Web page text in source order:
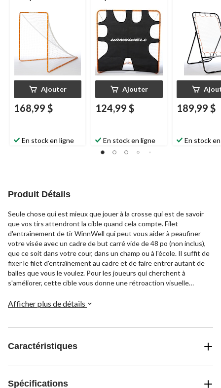
Ajouter
168,99 $
En stock en ligne
Ajouter
124,99 $
En stock en ligne
189,99 $
En stock
Produit Détails
Seule chose qui est mieux que jouer à la crosse qui est de savoir
que vos tirs attendront la cible quand cela compte. Filet
d'entraînement de tir WinnWell qui peut vous aider à peaufiner
votre visée avec un cadre de but carré vide de 48 po (non inclus),
que ce soit dans votre cour, dans un champ ou à l'école. Il suffit de
fixer le filet d'entraînement au cadre et de faire entrer autant de
balles que vous le voulez. Pour les joueurs qui cherchent à
s'améliorer, cette cible vous donne une rétroaction visuelle
votre tir.
Afficher plus de détails
Caractéristiques
Spécifications